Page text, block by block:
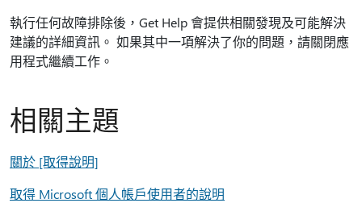
執行任何故障排除後，Get Help 會提供相關發現及可能解決
建議的詳細資訊。 如果其中一項解決了你的問題，請關閉應
用程式繼續工作。
相關主題
關於 [取得說明]
取得 Microsoft 個人帳戶使用者的說明